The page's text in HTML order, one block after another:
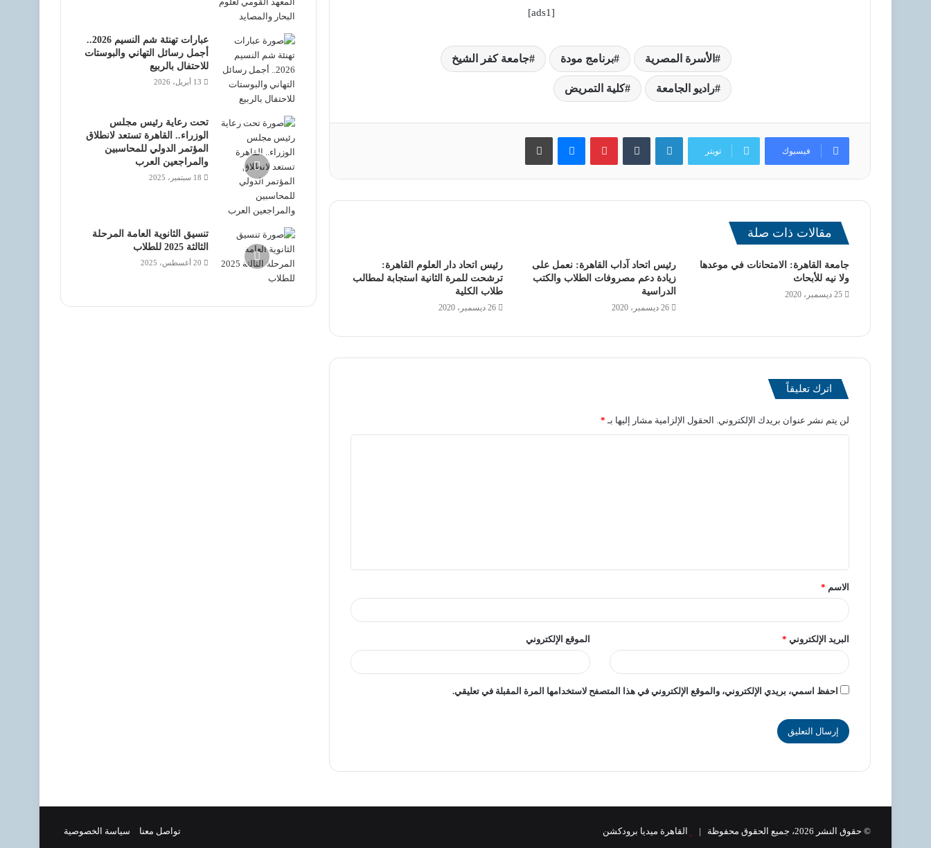
[ads1]
الأسرة المصرية برنامج مودة جامعة كفر الشيخ
راديو الجامعة كلية التمريض
فيسبوك تويتر
لينكدإن بينتيريستماسنجر طباعة
مقالات ذات صلة
جامعة القاهرة: الامتحانات في موعدها
ولا نيه للأبحاث
25 ديسمبر، 2020
رئيس اتحاد آداب القاهرة: نعمل على
زيادة دعم مصروفات الطلاب والكتب
الدراسية
26 ديسمبر، 2020
رئيس اتحاد دار العلوم القاهرة:
ترشحت للمرة الثانية استجابة لمطالب
طلاب الكلية
26 ديسمبر، 2020
اترك تعليقاً
لن يتم نشر عنوان بريدك الإلكتروني. الحقول الإلزامية مشار إليها بـ *
الاسم *
البريد الإلكتروني * الموقع الإلكتروني
احفظ اسمي، بريدي الإلكتروني، والموقع الإلكتروني في هذا المتصفح لاستخدامها المرة المقبلة في تعليقي.
عبارات تهنئة شم النسيم 2026..
أجمل رسائل التهاني والبوستات
للاحتفال بالربيع
13 أبريل، 2026
تحت رعاية رئيس مجلس
الوزراء.. القاهرة تستعد لانطلاق
المؤتمر الدولي للمحاسبين
والمراجعين العرب
18 سبتمبر، 2025
تنسيق الثانوية العامة المرحلة
الثالثة 2025 للطلاب
20 أغسطس، 2025
© حقوق النشر 2026، جميع الحقوق محفوظة | القاهرة ميديا برودكشن تواصل معنا سياسة الخصوصية